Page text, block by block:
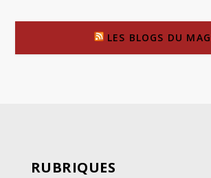
LES BLOGS DU
RUBRIQUES